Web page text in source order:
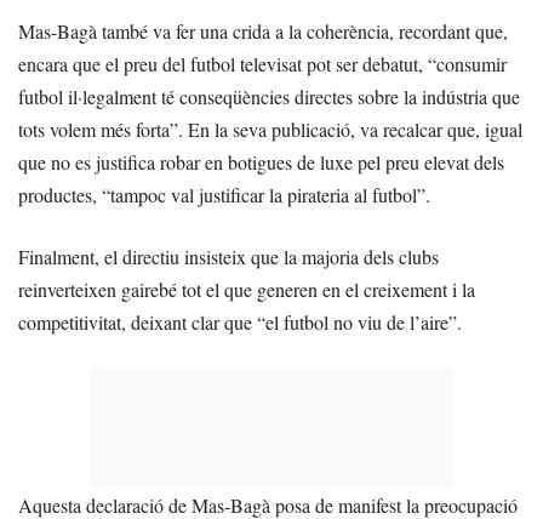
Mas-Bagà també va fer una crida a la coherència, recordant que,
encara que el preu del futbol televisat pot ser debatut, “consumir
futbol il·legalment té conseqüències directes sobre la indústria que
tots volem més forta”. En la seva publicació, va recalcar que, igual
que no es justifica robar en botigues de luxe pel preu elevat dels
productes, “tampoc val justificar la pirateria al futbol”.
Finalment, el directiu insisteix que la majoria dels clubs
reinverteixen gairebé tot el que generen en el creixement i la
competitivitat, deixant clar que “el futbol no viu de l’aire”.
Aquesta declaració de Mas-Bagà posa de manifest la preocupació